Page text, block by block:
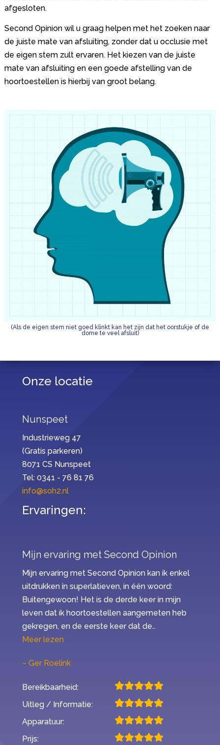
afgesloten.
Second Opinion wil u graag helpen met het zoeken naar
de juiste mate van afsluiting, zonder dat u occlusie met
de eigen stem zult ervaren. Het kiezen van de juiste
mate van afsluiting en een goede afstelling van de
hoortoestellen is hierbij van groot belang.
(Als de eigen stem niet goed klinkt kan het zijn dat het oorstukje of de
dome te veel afsluit)
Onze locatie
Nunspeet
Industrieweg 47
(Gratis parkeren)
8071 CS Nunspeet
Tel: 0341 - 76 81 76
info@soh2.nl
Ervaringen:
Mijn ervaring met Second Opinion
Mijn ervaring met Second Opinion kan ik enkel
uitdrukken in superlatieven, in één woord:
Buitengewoon! Het is de derde keer in mijn
leven dat ik hoortoestellen aangemeten heb
gekregen, en de eerste keer dat de…
Meer lezen“Mijn ervaring met Second Opinion”
Ger Roelink
Bereikbaarheid:
Uitleg / Informatie:
Apparatuur:
Prijs: